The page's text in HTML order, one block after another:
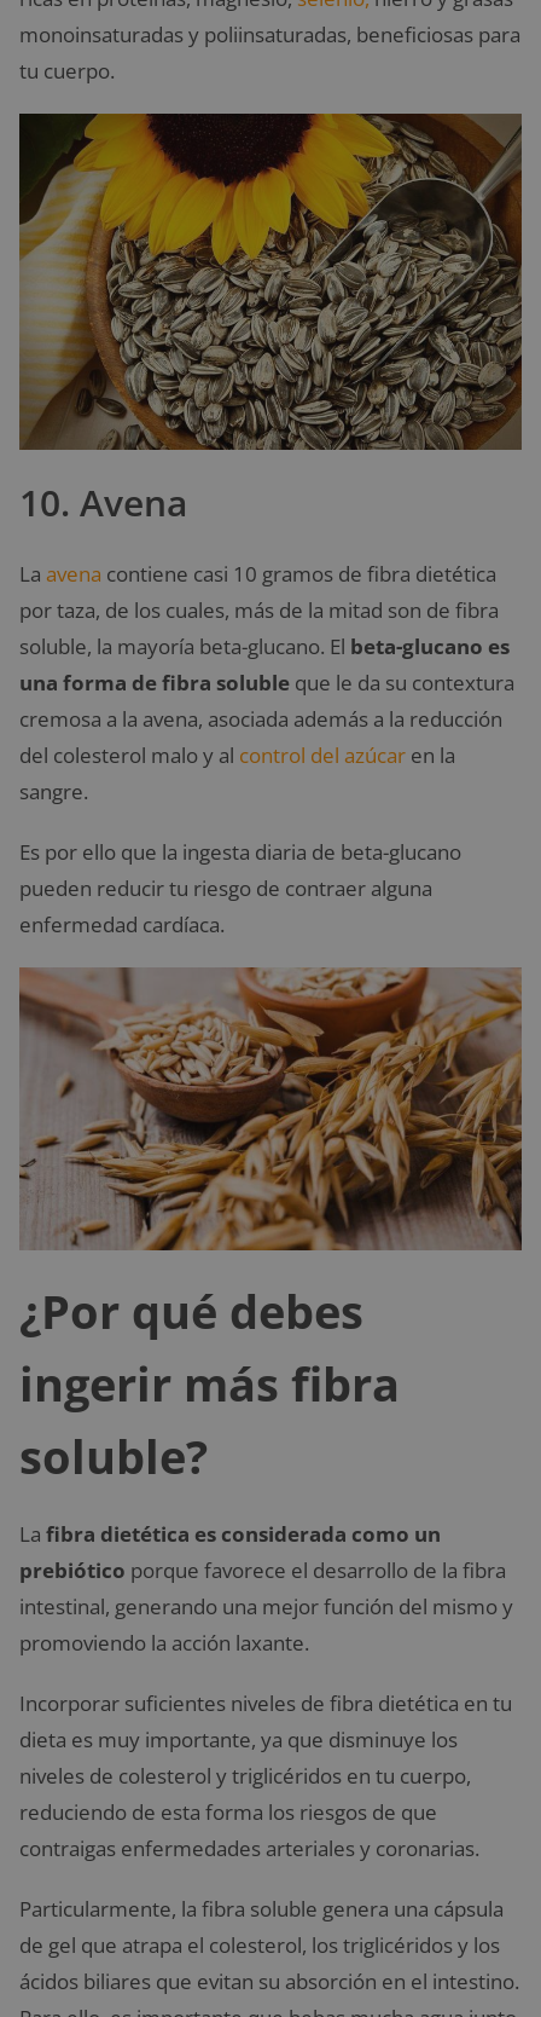
monoinsaturadas y poliinsaturadas, beneficiosas para
tu cuerpo.
10. Avena
La avena contiene casi 10 gramos de fibra dietética
por taza, de los cuales, más de la mitad son de fibra
soluble, la mayoría beta-glucano. El beta-glucano es
una forma de fibra soluble que le da su contextura
cremosa a la avena, asociada además a la reducción
del colesterol malo y al control del azúcar en la
sangre.
Es por ello que la ingesta diaria de beta-glucano
pueden reducir tu riesgo de contraer alguna
enfermedad cardíaca.
¿Por qué debes
ingerir más fibra
soluble?
La fibra dietética es considerada como un
prebiótico porque favorece el desarrollo de la fibra
intestinal, generando una mejor función del mismo y
promoviendo la acción laxante.
Incorporar suficientes niveles de fibra dietética en tu
dieta es muy importante, ya que disminuye los
niveles de colesterol y triglicéridos en tu cuerpo,
reduciendo de esta forma los riesgos de que
contraigas enfermedades arteriales y coronarias.
Particularmente, la fibra soluble genera una cápsula
de gel que atrapa el colesterol, los triglicéridos y los
ácidos biliares que evitan su absorción en el intestino.